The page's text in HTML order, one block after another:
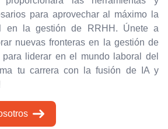
para aprovechar al máximo la
en la gestión de RRHH. Únete a
nuevas fronteras en la gestión de
liderar en el mundo laboral del
tu carrera con la fusión de IA y